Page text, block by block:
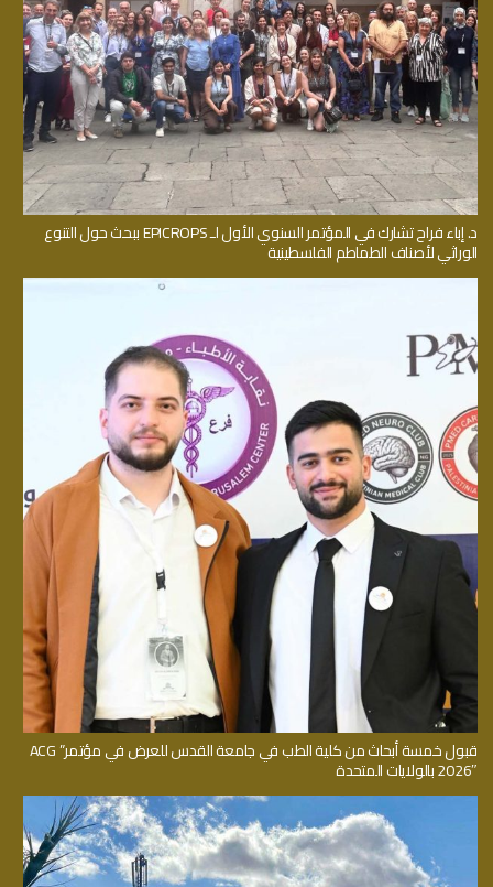
د. إباء فراح تشارك في المؤتمر السنوي الأول لـ EPICROPS ببحث حول التنوع
الوراثي لأصناف الطماطم الفلسطينية
قبول خمسة أبحاث من كلية الطب في جامعة القدس للعرض في مؤتمر” ACG
2026″ بالولايات المتحدة